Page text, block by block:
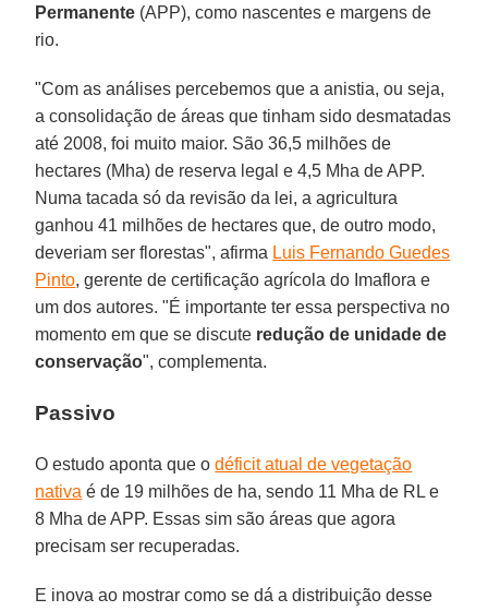
Permanente (APP), como nascentes e margens de
rio.
"Com as análises percebemos que a anistia, ou seja,
a consolidação de áreas que tinham sido desmatadas
até 2008, foi muito maior. São 36,5 milhões de
hectares (Mha) de reserva legal e 4,5 Mha de APP.
Numa tacada só da revisão da lei, a agricultura
ganhou 41 milhões de hectares que, de outro modo,
deveriam ser florestas", afirma Luis Fernando Guedes
Pinto, gerente de certificação agrícola do Imaflora e
um dos autores. "É importante ter essa perspectiva no
momento em que se discute redução de unidade de
conservação", complementa.
Passivo
O estudo aponta que odéficit atual de vegetação
nativa é de 19 milhões de ha, sendo 11 Mha de RL e
8 Mha de APP. Essas sim são áreas que agora
precisam ser recuperadas.
E inova ao mostrar como se dá a distribuição desse